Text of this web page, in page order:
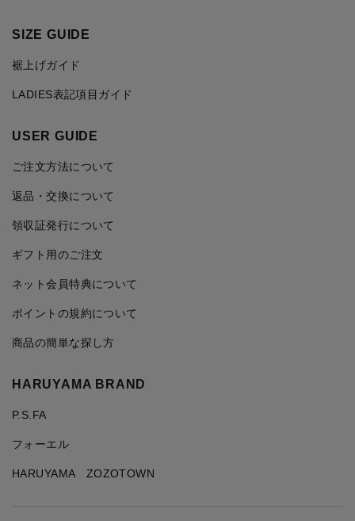
SIZE GUIDE
裾上げガイド
LADIES表記項目ガイド
USER GUIDE
ご注文方法について
返品・交換について
領収証発行について
ギフト用のご注文
ネット会員特典について
ポイントの規約について
商品の簡単な探し方
HARUYAMA BRAND
P.S.FA
フォーエル
HARUYAMA ZOZOTOWN